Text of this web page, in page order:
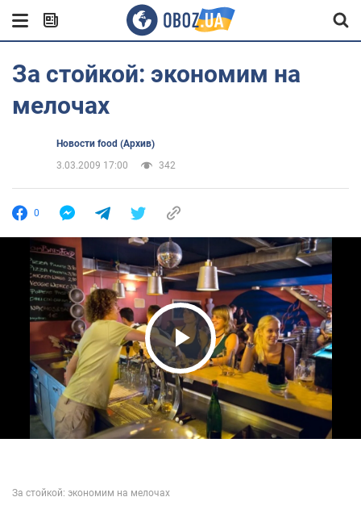
За стойкой: экономим на
мелочах
Новости food (Архив)
3.03.2009 17:00
342
0
Play Video